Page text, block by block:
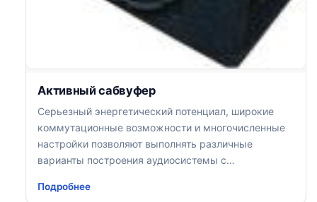
Активный сабвуфер
Серьезный энергетический потенциал, широкие
коммутационные возможности и многочисленные
настройки позволяют выполнять различные
варианты построения аудиосистемы с
наиболее вероятных видится подключение тыловых
Подробнее